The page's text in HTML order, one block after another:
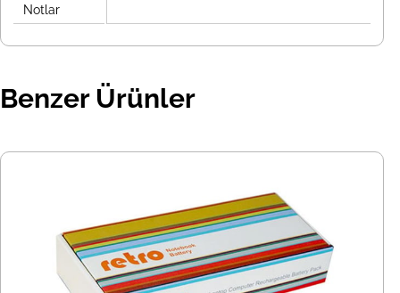
Notlar
Benzer Ürünler